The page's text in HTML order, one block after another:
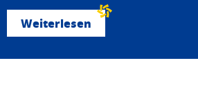
Weiterlesen